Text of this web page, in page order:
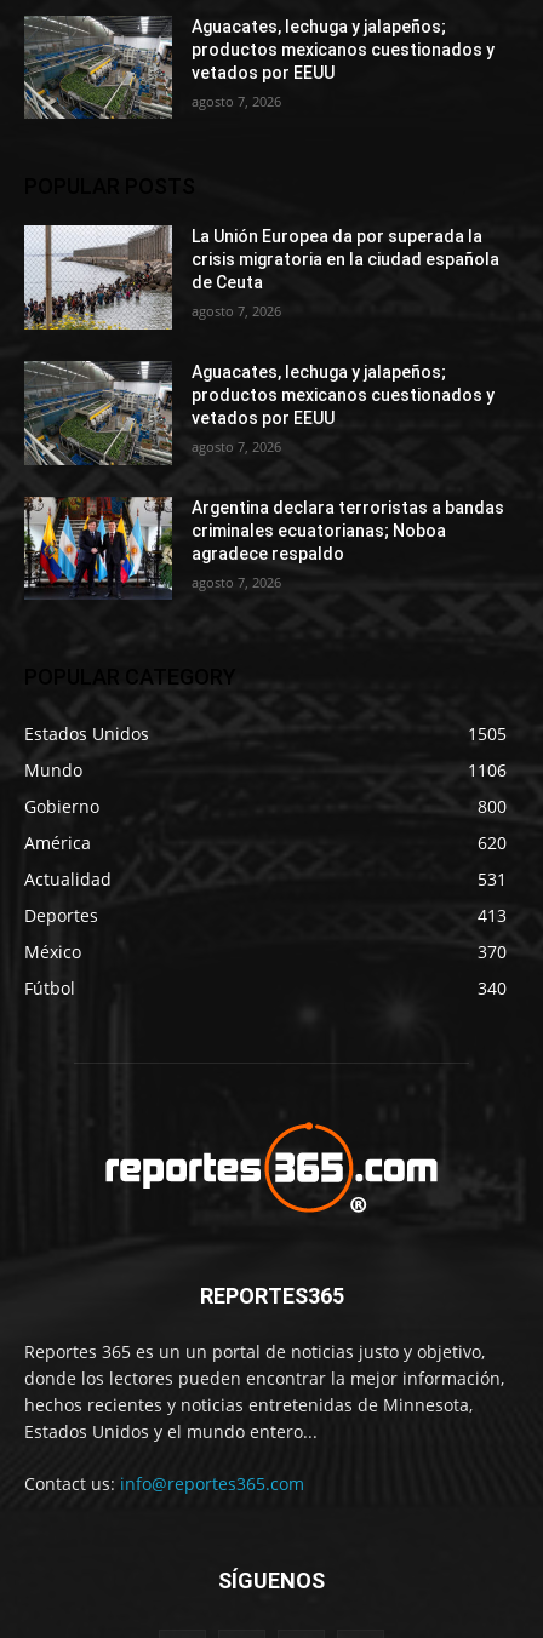
Aguacates, lechuga y jalapeños;
productos mexicanos cuestionados y
vetados por EEUU
agosto 7, 2026
La Unión Europea da por superada la
crisis migratoria en la ciudad española
de Ceuta
agosto 7, 2026
Aguacates, lechuga y jalapeños;
productos mexicanos cuestionados y
vetados por EEUU
agosto 7, 2026
Argentina declara terroristas a bandas
criminales ecuatorianas; Noboa
agradece respaldo
agosto 7, 2026
POPULAR CATEGORY
Estados Unidos
1505
Mundo
1106
Gobierno
800
América
620
Actualidad
531
Deportes
413
México
370
Fútbol
340
REPORTES365
Reportes 365 es un un portal de noticias justo y objetivo,
donde los lectores pueden encontrar la mejor información,
hechos recientes y noticias entretenidas de Minnesota,
Estados Unidos y el mundo entero...
Contact us: info@reportes365.com
SÍGUENOS